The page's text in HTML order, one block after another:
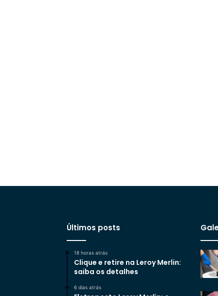
Últimos posts
18 horas atrás
Clique e retire na Leroy Merlin:
saiba os detalhes
6 dias atrás